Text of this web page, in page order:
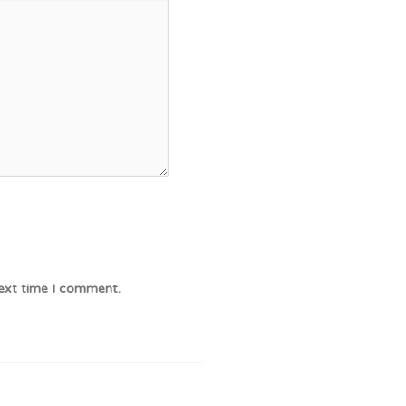
time I comment.